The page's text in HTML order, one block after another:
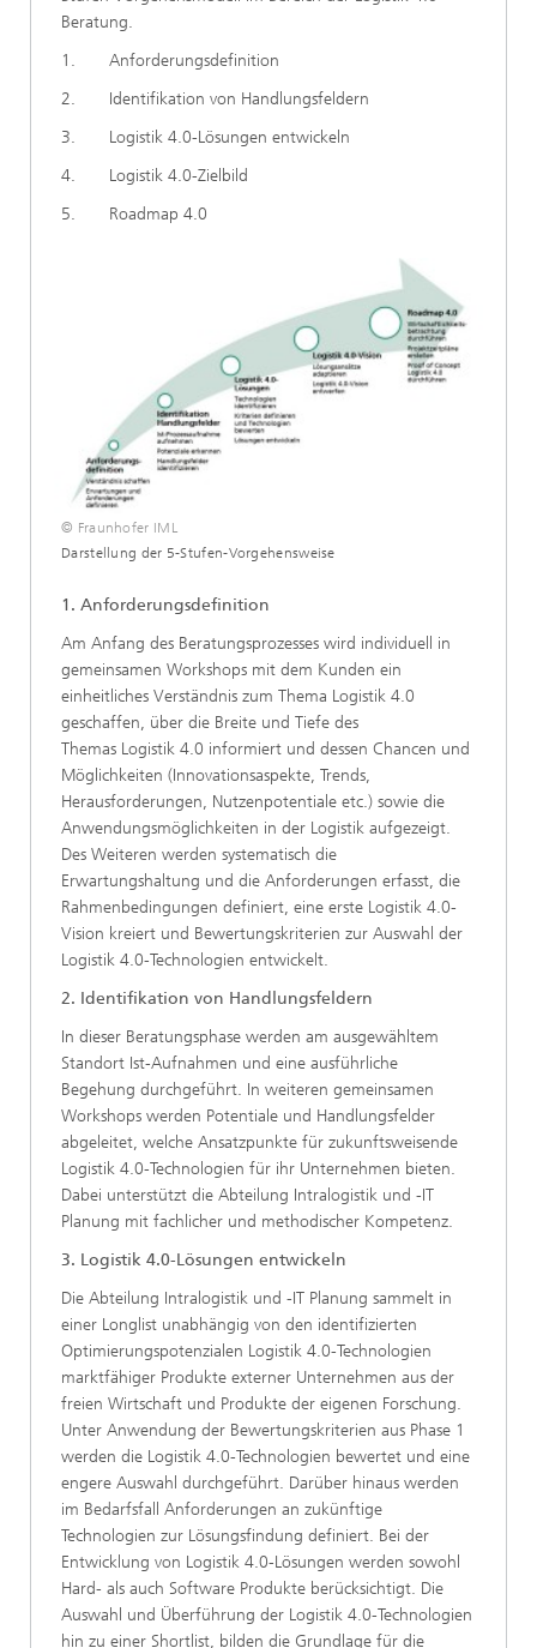
Beratung.
1. Anforderungsdefinition
2. Identifikation von Handlungsfeldern
3. Logistik 4.0-Lösungen entwickeln
4. Logistik 4.0-Zielbild
5. Roadmap 4.0
© Fraunhofer IML
Darstellung der 5-Stufen-Vorgehensweise
1. Anforderungsdefinition
Am Anfang des Beratungsprozesses wird individuell in
gemeinsamen Workshops mit dem Kunden ein
einheitliches Verständnis zum Thema Logistik 4.0
geschaffen, über die Breite und Tiefe des
Themas Logistik 4.0 informiert und dessen Chancen und
Möglichkeiten (Innovationsaspekte, Trends,
Herausforderungen, Nutzenpotentiale etc.) sowie die
Anwendungsmöglichkeiten in der Logistik aufgezeigt.
Des Weiteren werden systematisch die
Erwartungshaltung und die Anforderungen erfasst, die
Rahmenbedingungen definiert, eine erste Logistik 4.0-
Vision kreiert und Bewertungskriterien zur Auswahl der
Logistik 4.0-Technologien entwickelt.
2. Identifikation von Handlungsfeldern
In dieser Beratungsphase werden am ausgewähltem
Standort Ist-Aufnahmen und eine ausführliche
Begehung durchgeführt. In weiteren gemeinsamen
Workshops werden Potentiale und Handlungsfelder
abgeleitet, welche Ansatzpunkte für zukunftsweisende
Logistik 4.0-Technologien für ihr Unternehmen bieten.
Dabei unterstützt die Abteilung Intralogistik und -IT
Planung mit fachlicher und methodischer Kompetenz.
3. Logistik 4.0-Lösungen entwickeln
Die Abteilung Intralogistik und -IT Planung sammelt in
einer Longlist unabhängig von den identifizierten
Optimierungspotenzialen Logistik 4.0-Technologien
marktfähiger Produkte externer Unternehmen aus der
freien Wirtschaft und Produkte der eigenen Forschung.
Unter Anwendung der Bewertungskriterien aus Phase 1
werden die Logistik 4.0-Technologien bewertet und eine
engere Auswahl durchgeführt. Darüber hinaus werden
im Bedarfsfall Anforderungen an zukünftige
Technologien zur Lösungsfindung definiert. Bei der
Entwicklung von Logistik 4.0-Lösungen werden sowohl
Hard- als auch Software Produkte berücksichtigt. Die
Auswahl und Überführung der Logistik 4.0-Technologien
hin zu einer Shortlist, bilden die Grundlage für die